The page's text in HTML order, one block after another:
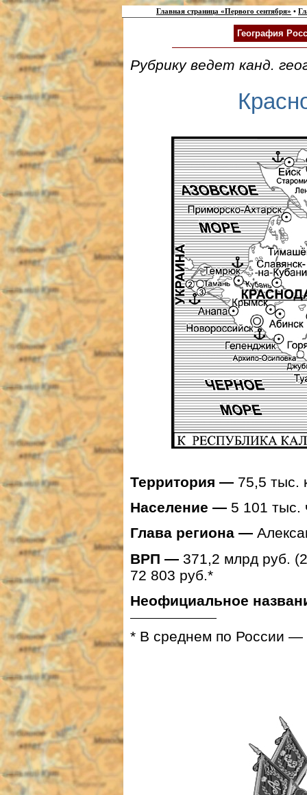
Главная страница «Первого сентября» •
География
Рубрику ведет канд.
Территория — 75,5 тыс.
Население — 5 101 тыс.
Глава региона —
ВРП — 371,2 млрд руб.
72 803 руб.*
Неофициальное
* В среднем по России —